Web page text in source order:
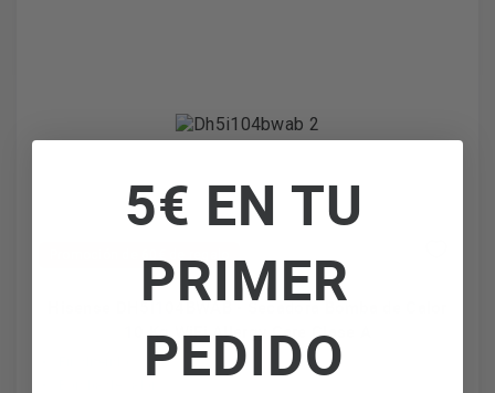
Hisense DH5I104BWAB - Secadora Bomba de Calor
10 Kg WiFi Allergy Care Clase A
5€ EN TU
PRIMER
PEDIDO